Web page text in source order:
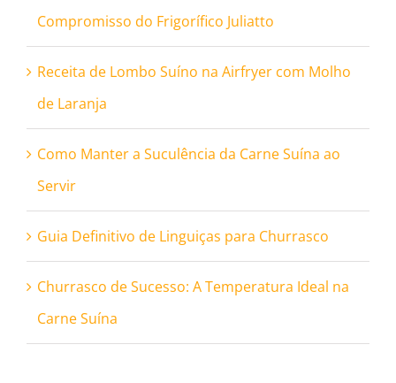
Compromisso do Frigorífico Juliatto
Receita de Lombo Suíno na Airfryer com Molho
de Laranja
Como Manter a Suculência da Carne Suína ao
Servir
Guia Definitivo de Linguiças para Churrasco
Churrasco de Sucesso: A Temperatura Ideal na
Carne Suína